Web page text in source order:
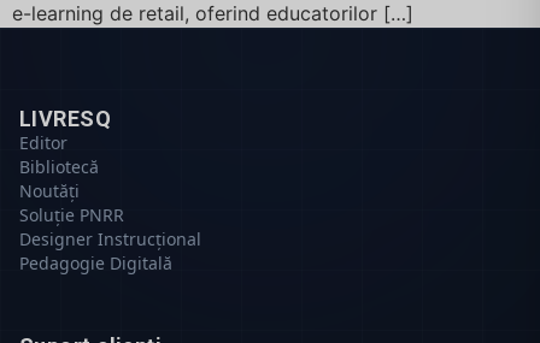
e-learning de retail, oferind educatorilor […]
LIVRESQ
Editor
Bibliotecă
Noutăți
Soluție PNRR
Designer Instrucțional
Pedagogie Digitală